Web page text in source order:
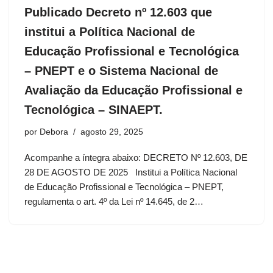
Publicado Decreto nº 12.603 que
institui a Política Nacional de
Educação Profissional e Tecnológica
– PNEPT e o Sistema Nacional de
Avaliação da Educação Profissional e
Tecnológica – SINAEPT.
por Debora agosto 29, 2025
Acompanhe a íntegra abaixo: DECRETO Nº 12.603, DE
28 DE AGOSTO DE 2025 Institui a Política Nacional
de Educação Profissional e Tecnológica – PNEPT,
regulamenta o art. 4º da Lei nº 14.645, de 2…